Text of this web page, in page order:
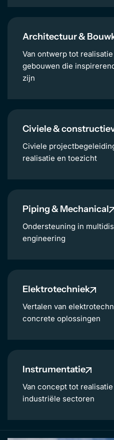
Architectuur &
Van ontwerp tot
gebouwen die
zijn
Civiele &
Civiele
realisatie en toezicht
Piping & Mechanical
Ondersteuning in
engineering
Elektrotechniek
Vertalen van
concrete oplossingen
Instrumentatie
Van concept tot
industriële sectoren